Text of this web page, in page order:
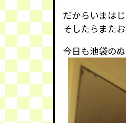
だからいまは
そしたらまた
今日も池袋の